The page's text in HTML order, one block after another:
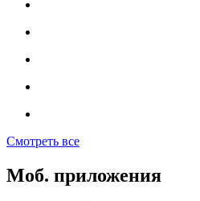
Смотреть все
Моб. приложения